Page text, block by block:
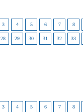
3 4 5 6 7 8
28 29 30 31 32 33
3 4 5 6 7 8